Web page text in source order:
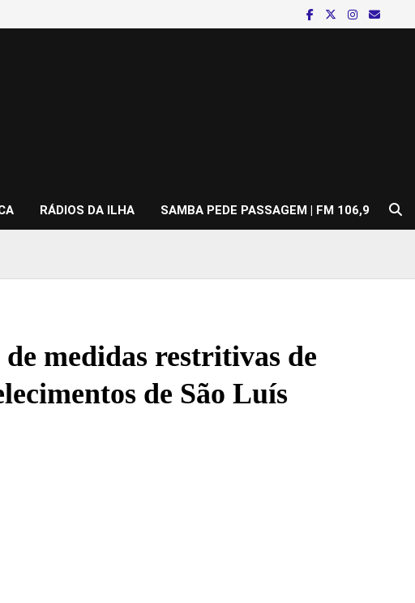
RÁDIOS DA ILHA SAMBA PEDE PASSAGEM | FM 106,9
medidas restritivas de
de São Luís